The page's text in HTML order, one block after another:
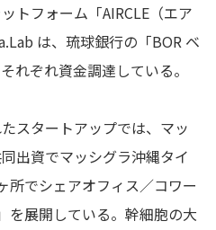
トフォーム「AIRCLE（エア
は、琉球銀行の「BOR ベ
れぞれ資金調達している。
スタートアップでは、マッ
出資でマッシグラ沖縄タイ
所でシェアオフィス／コワー
を展開している。幹細胞の大